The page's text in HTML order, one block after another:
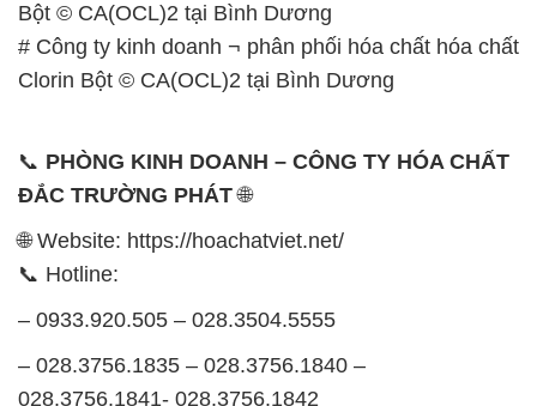
📞PHÒNG KINH DOANH – CÔNG TY HÓA CHẤT
ĐẮC TRƯỜNG PHÁT🌐
🌐 Website: https://hoachatviet.net/
– 0933.920.505 – 028.3504.5555
028.3756.1841- 028.3756.1842
0902.765.866
📧 Email: hoachat@dactruongphat.vn